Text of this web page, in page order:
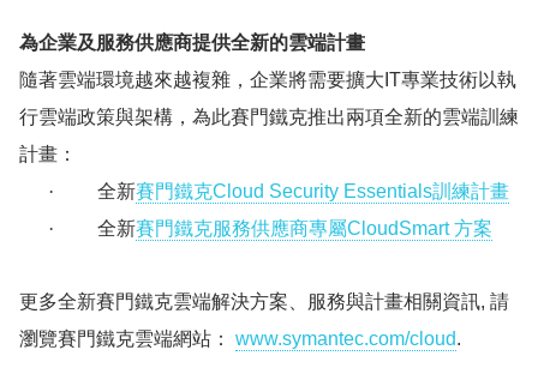
為企業及服務供應商提供全新的雲端計畫
隨著雲端環境越來越複雜，企業將需要擴大 IT專業技術以執
行雲端政策與架構，為此賽門鐵克推出兩項全新的雲端訓練
計畫：
·
全新賽門鐵克Cloud Security Essentials訓練計畫
·
全新賽門鐵克服務供應商專屬CloudSmart方案
更多全新賽門鐵克雲端解決方案、服務與計畫相關資訊, 請
瀏覽賽門鐵克雲端網站： www.symantec.com/cloud.